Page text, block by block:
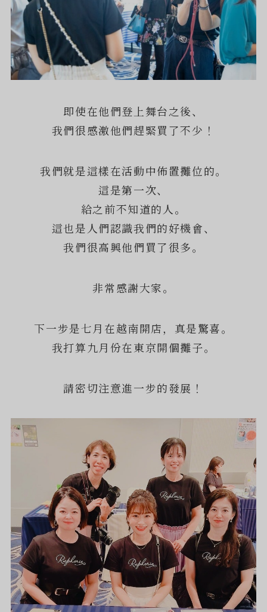
即使在他們登上舞台之後、
我們很感激他們趕緊買了不少！
我們就是這樣在活動中佈置攤位的。
這是第一次、
給之前不知道的人。
這也是人們認識我們的好機會、
我們很高興他們買了很多。
非常感謝大家。
下一步是七月在越南開店，真是驚喜。
我打算九月份在東京開個攤子。
請密切注意進一步的發展！